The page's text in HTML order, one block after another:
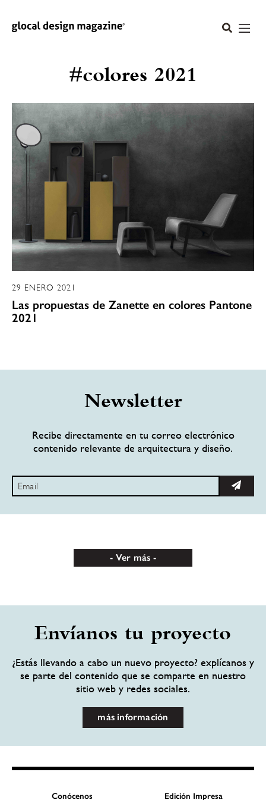
#colores 2021
29 ENERO 2021
Las propuestas de Zanette en colores Pantone
2021
Newsletter
Recibe directamente en tu correo electrónico
contenido relevante de arquitectura y diseño.
Ver más
Envíanos tu proyecto
¿Estás llevando a cabo un nuevo proyecto? explícanos y
se parte del contenido que se comparte en nuestro
sitio web y redes sociales.
más información
Conócenos Edición Impresa